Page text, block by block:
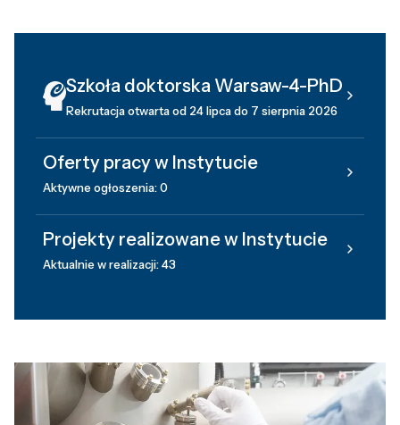
Szkoła doktorska Warsaw-4-PhD
Rekrutacja otwarta od 24 lipca do 7 sierpnia 2026
Oferty pracy w Instytucie
Aktywne ogłoszenia: 0
Projekty realizowane w Instytucie
Aktualnie w realizacji: 43